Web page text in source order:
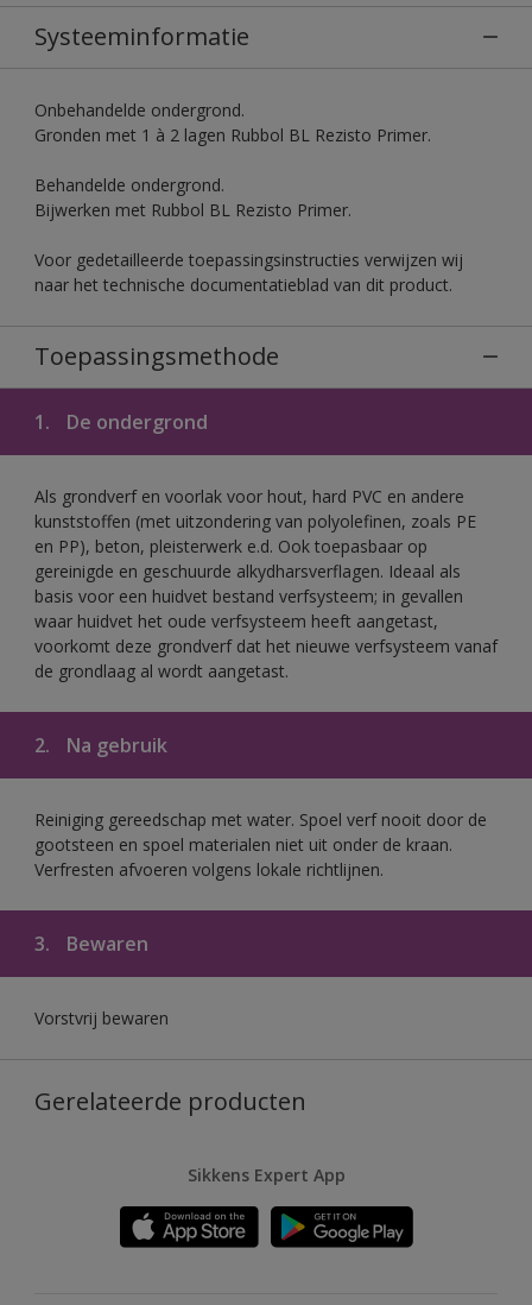
Systeeminformatie
Onbehandelde ondergrond.
Gronden met 1 à 2 lagen Rubbol BL Rezisto Primer.
Behandelde ondergrond.
Bijwerken met Rubbol BL Rezisto Primer.
Voor gedetailleerde toepassingsinstructies verwijzen wij
naar het technische documentatieblad van dit product.
Toepassingsmethode
1. De ondergrond
Als grondverf en voorlak voor hout, hard PVC en andere
kunststoffen (met uitzondering van polyolefinen, zoals PE
en PP), beton, pleisterwerk e.d. Ook toepasbaar op
gereinigde en geschuurde alkydharsverflagen. Ideaal als
basis voor een huidvet bestand verfsysteem; in gevallen
waar huidvet het oude verfsysteem heeft aangetast,
voorkomt deze grondverf dat het nieuwe verfsysteem vanaf
de grondlaag al wordt aangetast.
2. Na gebruik
Reiniging gereedschap met water. Spoel verf nooit door de
gootsteen en spoel materialen niet uit onder de kraan.
Verfresten afvoeren volgens lokale richtlijnen.
3. Bewaren
Vorstvrij bewaren
Gerelateerde producten
Sikkens Expert App